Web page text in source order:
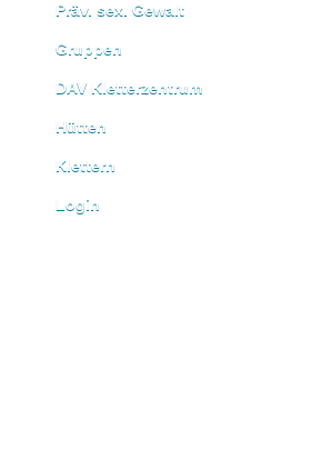
Präv. sex. Gewalt
Gruppen
DAV Kletterzentrum
Hütten
Klettern
Login